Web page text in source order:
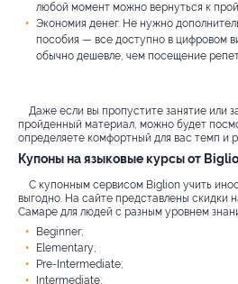
любой момент можно вернуться к
Экономия денег. Не нужно
пособия — все доступно в цифровом
обычно дешевле, чем посещение
Даже если вы пропустите занятие или
пройденный материал, можно будет
определяете комфортный для вас темп и
Купоны на языковые курсы от
С купонным сервисом Biglion учить
выгодно. На сайте представлены скидки
Самаре для людей с разным уровнем
Beginner;
Elementary;
Pre-Intermediate;
Intermediate;